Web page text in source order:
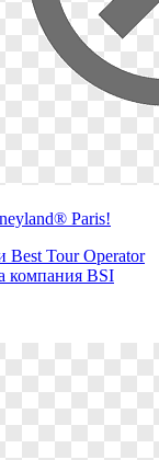
Paris!
Best Tour Operator
компания BSI